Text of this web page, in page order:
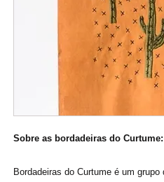
Sobre as bordadeiras do Curtume:
Bordadeiras do Curtume é um